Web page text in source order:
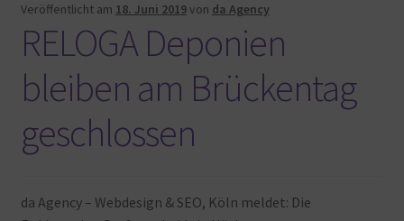
Veröffentlicht am 18. Juni 2019von da Agency
RELOGA Deponien
bleiben am Brückentag
geschlossen
da Agency – Webdesign & SEO, Köln meldet: Die